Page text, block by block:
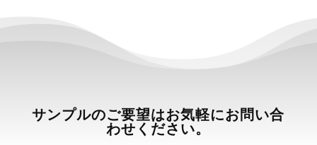
サンプルのご要望はお気軽にお問い合
わせください。